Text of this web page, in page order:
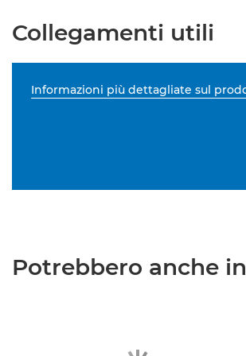
Collegamenti utili
Informazioni più dettagliate sul
Potrebbero anche